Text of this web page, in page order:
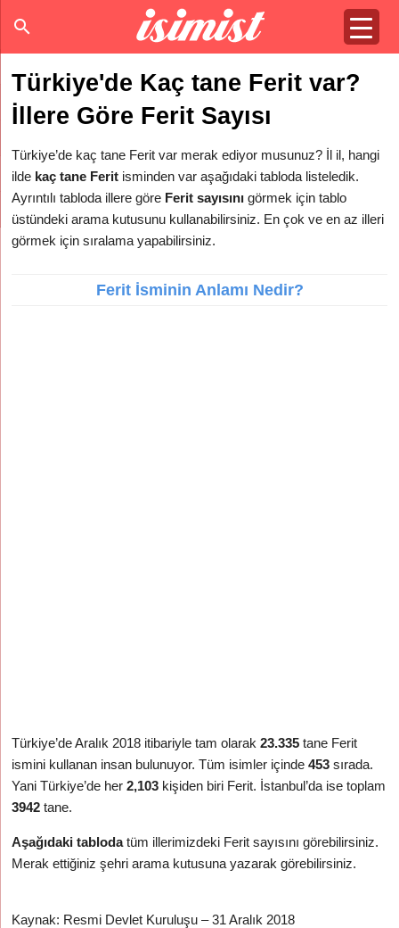
Türkiye'de Kaç tane Ferit var?
İllere Göre Ferit Sayısı
Türkiye’de kaç tane Ferit var merak ediyor musunuz? İl il, hangi
ilde kaç tane Ferit isminden var aşağıdaki tabloda listeledik.
Ayrıntılı tabloda illere göre Ferit sayısını görmek için tablo
üstündeki arama kutusunu kullanabilirsiniz. En çok ve en az illeri
görmek için sıralama yapabilirsiniz.
Ferit İsminin Anlamı Nedir?
Türkiye’de Aralık 2018 itibariyle tam olarak23.335 tane Ferit
ismini kullanan insan bulunuyor. Tüm isimler içinde453 sırada.
Yani Türkiye’de her2,103 kişiden biri Ferit. İstanbul’da ise toplam
3942 tane.
Aşağıdaki tablodatüm illerimizdeki Ferit sayısını görebilirsiniz.
Merak ettiğiniz şehri arama kutusuna yazarak görebilirsiniz.
Kaynak: Resmi Devlet Kuruluşu – 31 Aralık 2018